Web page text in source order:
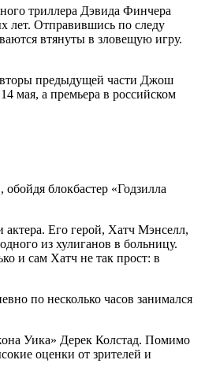
триллера Дэвида Финчера
лет. Отправившись по следу
втянуты в зловещую игру.
предыдущей части Джош
мая, а премьера в российском
блокбастер «Годзилла
Его герой, Хатч Мэнселл,
из хулиганов в больницу.
и сам Хатч не так прост: в
по несколько часов занимался
Уика» Дерек Колстад. Помимо
оценки от зрителей и